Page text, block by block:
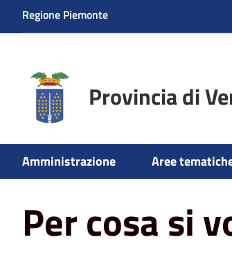
Regione Piemonte
Provincia di
Amministrazione Aree
Home Per cosa si vota
Per cosa si